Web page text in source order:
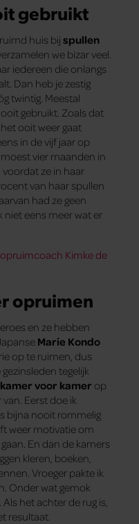
gebruikt
huis bij spullen
we bizar veel.
iedereen die onlangs
Dan heb je zestig
twintig. Meestal
gebruikt. Zoals dat
ooit weer gaat
in de vijf jaar op
vier maanden in
ze in haar
van haar spullen
had ze geen
niet eens meer wat er
Kimke de
opruimen
en ze hebben
Marie Kondo
op te ruimen, dus
tegelijk
kamer voor kamer op
Eerst doe ik
bijna nooit rommelig
weer motivatie om
En dan de kamers
kleren, boeken,
Vroeger pakte ik
Onder wat gemok
het achter de rug is,
resultaat.